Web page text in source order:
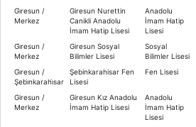
Gi̇resun /
Merkez
Giresun Nurettin
Canikli Anadolu
İmam Hatip Lisesi
Anadolu
İmam Hatip
Lisesi
Gi̇resun /
Merkez
Giresun Sosyal
Bilimler Lisesi
Sosyal
Bilimler Lisesi
Gi̇resun /
Şebi̇nkarahi̇sar
Şebinkarahisar Fen
Lisesi
Fen Lisesi
Giresun /
Merkez
Giresun Kız Anadolu
İmam Hatip Lisesi
Anadolu
İmam Hatip
Lisesi